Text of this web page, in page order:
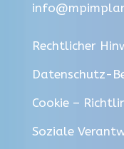
Rechtlicher
Datenschutz-
Cookie –
Soziale